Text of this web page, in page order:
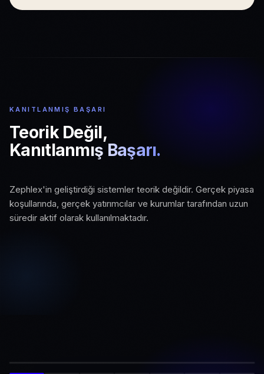
KANITLANMIŞ BAŞARI
Teorik Değil,
Kanıtlanmış Başarı.
Zephlex'in geliştirdiği sistemler teorik değildir. Gerçek piyasa
koşullarında, gerçek yatırımcılar ve kurumlar tarafından uzun
süredir aktif olarak kullanılmaktadır.
01
Gerçek Piyasa Koşulları
Canlı piyasa verisi ve gerçek işlem
02
Aktif Kurumsal Kullanım
03
Ölçeklenebilir Altyapı